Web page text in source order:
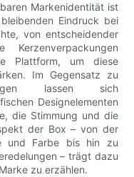
Markenidentität ist
Eindruck bei
von entscheidender
Kerzenverpackungen
Plattform, um diese
Im Gegensatz zu
lassen sich
Designelementen
die Stimmung und die
der Box – von der
und Farbe bis hin zu
– trägt dazu
zu erzählen.